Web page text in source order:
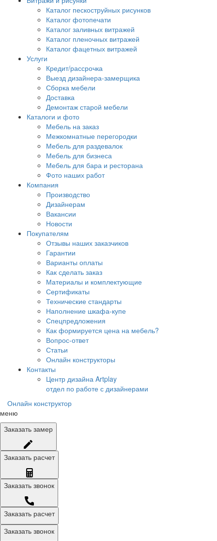
Каталог пескоструйных рисунков
Каталог фотопечати
Каталог заливных витражей
Каталог пленочных витражей
Каталог фацетных витражей
Услуги
Кредит/рассрочка
Выезд дизайнера-замерщика
Сборка мебели
Доставка
Демонтаж старой мебели
Каталоги и фото
Мебель на заказ
Межкомнатные перегородки
Мебель для раздевалок
Мебель для бизнеса
Мебель для бара и ресторана
Фото наших работ
Компания
Производство
Дизайнерам
Вакансии
Новости
Покупателям
Отзывы наших заказчиков
Гарантии
Варианты оплаты
Как сделать заказ
Материалы и комплектующие
Сертификаты
Технические стандарты
Наполнение шкафа-купе
Спецпредложения
Как формируется цена на мебель?
Вопрос-ответ
Статьи
Онлайн конструкторы
Контакты
Центр дизайна Artplay
отдел по работе с дизайнерами
Онлайн конструктор
меню
Заказать замер
Заказать расчет
Заказать звонок
Заказать расчет
Заказать звонок